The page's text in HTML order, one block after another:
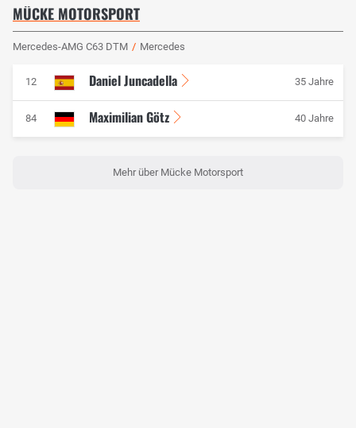
MÜCKE MOTORSPORT
Mercedes-AMG C63 DTM / Mercedes
12 Daniel Juncadella 35 Jahre
84 Maximilian Götz 40 Jahre
Mehr über Mücke Motorsport